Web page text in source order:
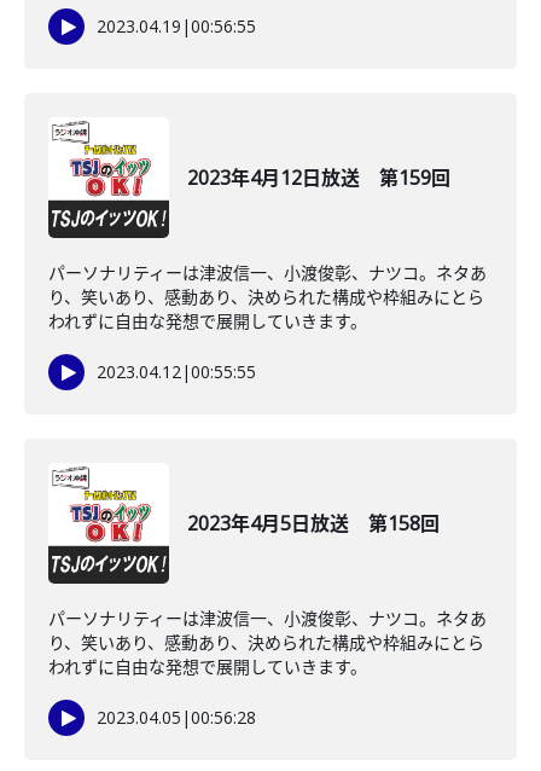
2023.04.19 |00:56:55
2023年4月12日放送 第159回
パーソナリティーは津波信一、小渡俊彰、ナツコ。ネタあ
り、笑いあり、感動あり、決められた構成や枠組みにとら
われずに自由な発想で展開していきます。
2023.04.12|00:55:55
2023年4月5日放送 第158回
パーソナリティーは津波信一、小渡俊彰、ナツコ。ネタあ
り、笑いあり、感動あり、決められた構成や枠組みにとら
われずに自由な発想で展開していきます。
2023.04.05 |00:56:28